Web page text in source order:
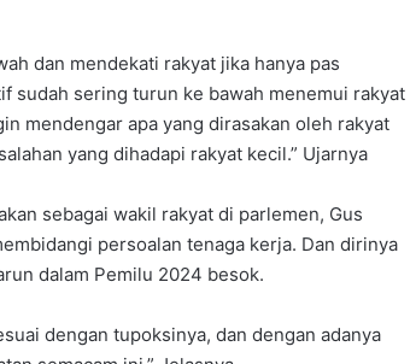
dan mendekati rakyat jika hanya pas
sudah sering turun ke bawah menemui rakyat
mendengar apa yang dirasakan oleh rakyat
yang dihadapi rakyat kecil.” Ujarnya
sebagai wakil rakyat di parlemen, Gus
persoalan tenaga kerja. Dan dirinya
dalam Pemilu 2024 besok.
dengan tupoksinya, dan dengan adanya